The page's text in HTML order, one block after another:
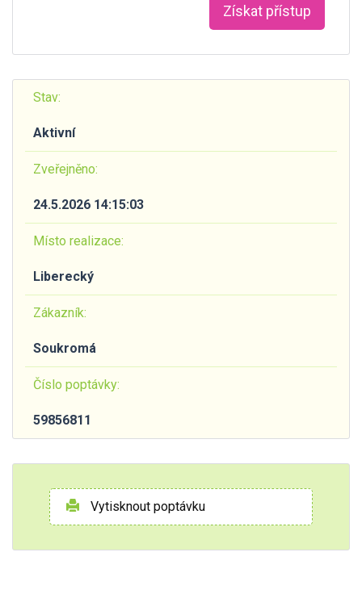
Získat přístup
Stav:
Aktivní
Zveřejněno:
24.5.2026 14:15:03
Místo realizace:
Liberecký
Zákazník:
Soukromá
Číslo poptávky:
59856811
Vytisknout poptávku